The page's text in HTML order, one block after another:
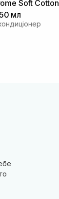
Soft Cotton
мл